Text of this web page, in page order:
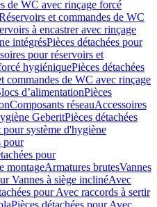
de WC avec rinçage forcé
et commandes de WC
à encastrer avec rinçage
intégrésPièces détachées pour
pour réservoirs et
hygiéniquePièces détachées
commandes de WC avec rinçage
d’alimentationPièces
Composants réseauAccessoires
GeberitPièces détachées
système d'hygiène
pour
pour
montageArmatures brutesVannes
Vannes à siège inclinéAvec
pour Avec raccords à sertir
Pièces détachées pour Avec